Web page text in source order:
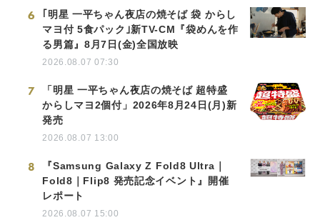
6
｢明星 一平ちゃん夜店の焼そば 袋 からし
マヨ付 5食パック｣新TV-CM『袋めんを作
る男篇』8月7日(金)全国放映
2026.08.07 07:30
7
「明星 一平ちゃん夜店の焼そば 超特盛
からしマヨ2個付」2026年8月24日(月)新
発売
2026.08.07 13:00
8
『Samsung Galaxy Z Fold8 Ultra｜
Fold8｜Flip8 発売記念イベント』開催
レポート
2026.08.07 15:00